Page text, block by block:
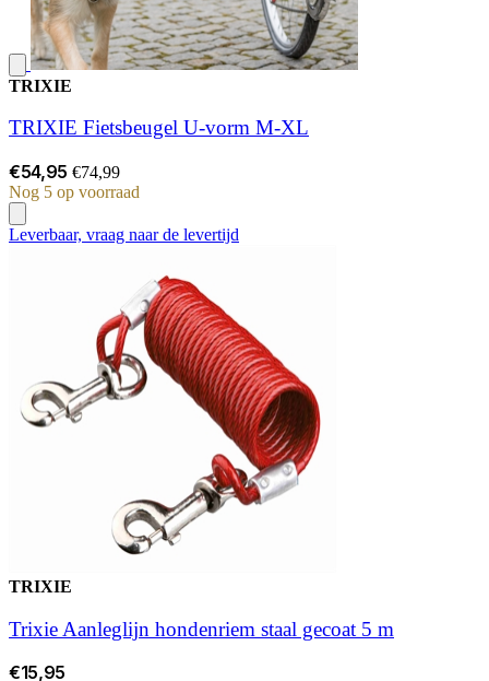
TRIXIE
TRIXIE Fietsbeugel U-vorm M-XL
€54,95 €74,99
Nog 5 op voorraad
Leverbaar, vraag naar de levertijd
TRIXIE
Trixie Aanleglijn hondenriem staal gecoat 5 m
€15,95